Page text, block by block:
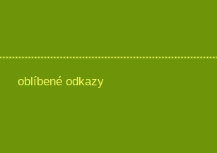
oblíbené odkazy